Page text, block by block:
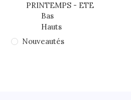
PRINTEMPS - ETE
Bas
Hauts
Nouveautés